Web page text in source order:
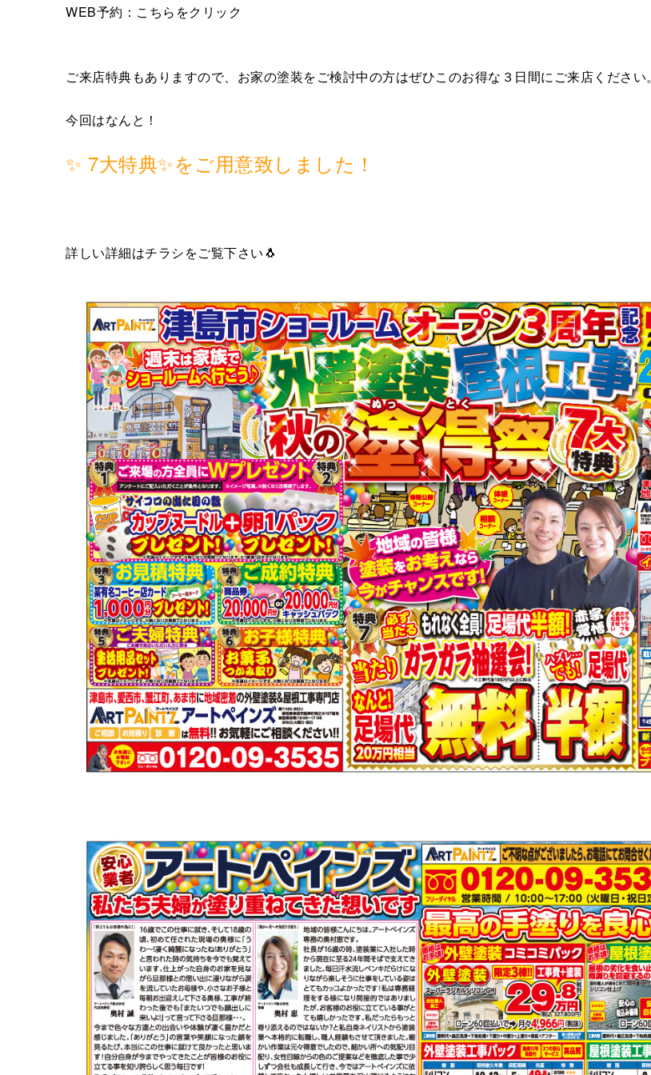
WEB予約： こちらをクリック
ご来店特典もありますので、お家の塗装をご検討中の方はぜひこのお得な３日間にご来店ください。
今回はなんと！
✨ 7大特典✨をご用意致しました！
詳しい詳細はチラシをご覧下さい🐧